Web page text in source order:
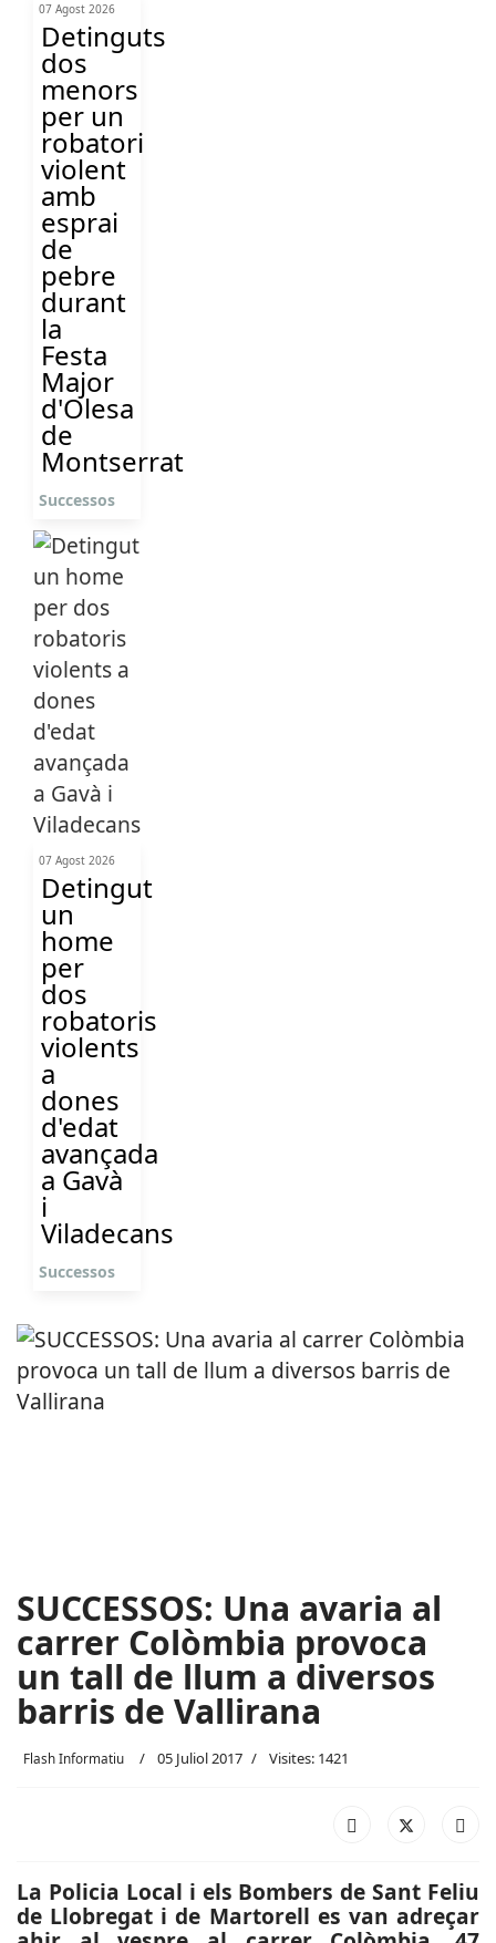
07 Agost 2026
Detinguts
dos
menors
per un
robatori
violent
amb
esprai
de
pebre
durant
la
Festa
Major
d'Olesa
de
Montserrat
Successos
07 Agost 2026
Detingut
un
home
per
dos
robatoris
violents
a
dones
d'edat
avançada
a Gavà
i
Viladecans
Successos
SUCCESSOS: Una avaria al
carrer Colòmbia provoca
un tall de llum a diversos
barris de Vallirana
Flash Informatiu 05 Juliol 2017 Visites: 1421
La Policia Local i els Bombers de Sant Feliu
de Llobregat i de Martorell es van adreçar